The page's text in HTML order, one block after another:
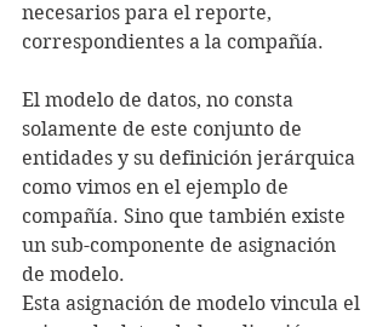
necesarios para el reporte,
correspondientes a la compañía.
El modelo de datos, no consta
solamente de este conjunto de
entidades y su definición jerárquica
como vimos en el ejemplo de
compañía. Sino que también existe
un sub-componente de asignación
de modelo.
Esta asignación de modelo vincula el